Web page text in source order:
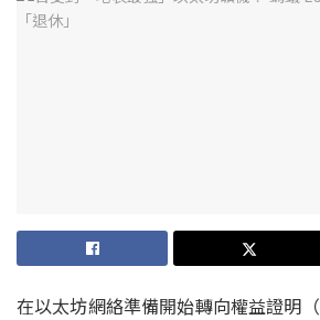
在以太坊網絡準備開始轉向權益證明（